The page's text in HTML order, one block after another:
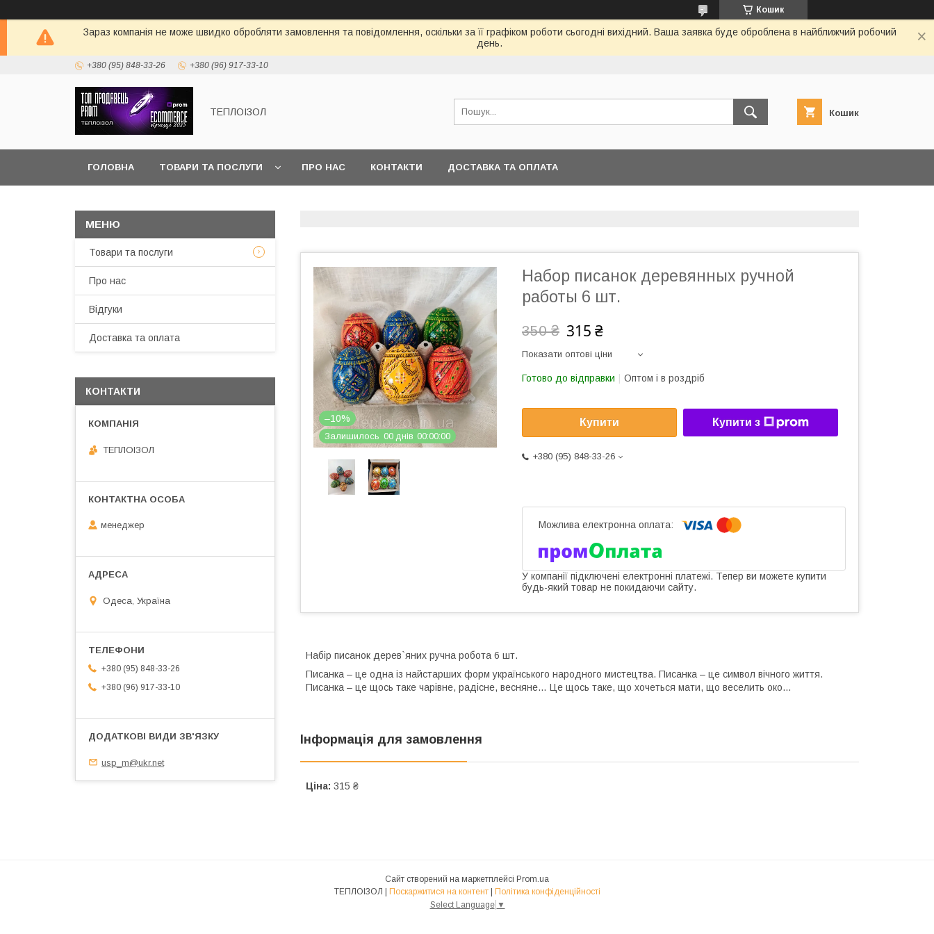
Кошик
Зараз компанія не може швидко обробляти замовлення та повідомлення, оскільки за її графіком роботи сьогодні вихідний. Ваша заявка буде оброблена в найближчий робочий
день.
+380 (95) 848-33-26 +380 (96) 917-33-10
ТЕПЛОIЗОЛ Кошик
ГОЛОВНА ТОВАРИ ТА ПОСЛУГИ ПРО НАС КОНТАКТИ ДОСТАВКА ТА ОПЛАТА
–10%
Залишилось 00 днів 00 00 00
Набор писанок деревянных ручной
работы 6 шт.
350 ₴ 315 ₴
Показати оптові ціни
Готово до відправки Оптом і в роздріб
Купити Купити з
+380 (95) 848-33-26
У компанії підключені електронні платежі. Тепер ви можете купити
будь-який товар не покидаючи сайту.
Набір писанок дерев`яних ручна робота 6 шт.
Писанка – це одна із найстарших форм українського народного мистецтва. Писанка – це символ вічного життя.
Писанка – це щось таке чарівне, радісне, весняне… Це щось таке, що хочеться мати, що веселить око…
Інформація для замовлення
Ціна: 315 ₴
Товари та послуги
Про нас
Вiдгуки
Доставка та оплата
КОНТАКТИ
ТЕПЛОIЗОЛ
менеджер
Одеса, Україна
+380 (95) 848-33-26
+380 (96) 917-33-10
usp_m@ukr.net
Сайт створений на маркетплейсі Prom.ua
Поскаржитися на контент
Політика конфіденційності
Select Language ▼